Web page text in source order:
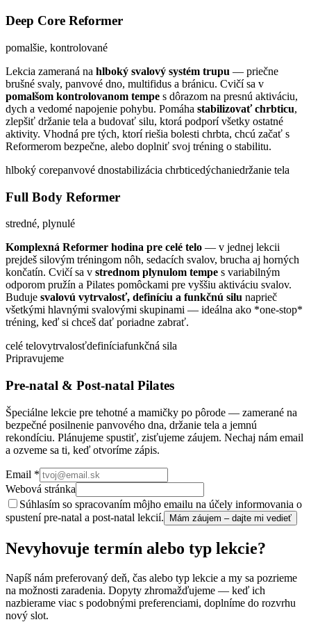
Deep Core Reformer
pomalšie, kontrolované
Lekcia zameraná na hlboký svalový systém trupu — priečne
brušné svaly, panvové dno, multifidus a bránicu. Cvičí sa v
pomalšom kontrolovanom tempe s dôrazom na presnú aktiváciu,
dych a vedomé napojenie pohybu. Pomáha stabilizovať chrbticu,
zlepšiť držanie tela a budovať silu, ktorá podporí všetky ostatné
aktivity. Vhodná pre tých, ktorí riešia bolesti chrbta, chcú začať s
Reformerom bezpečne, alebo doplniť svoj tréning o stabilitu.
hlboký corepanvové dnostabilizácia chrbticedýchaniedržanie tela
Full Body Reformer
stredné, plynulé
Komplexná Reformer hodina pre celé telo — v jednej lekcii
prejdeš silovým tréningom nôh, sedacích svalov, brucha aj horných
končatín. Cvičí sa v strednom plynulom tempe s variabilným
odporom pružín a Pilates pomôckami pre vyššiu aktiváciu svalov.
Buduje svalovú vytrvalosť, definíciu a funkčnú silu naprieč
všetkými hlavnými svalovými skupinami — ideálna ako *one-stop*
tréning, keď si chceš dať poriadne zabrať.
celé telovytrvalosťdefiníciafunkčná sila
Pripravujeme
Pre-natal & Post-natal Pilates
Špeciálne lekcie pre tehotné a mamičky po pôrode — zamerané na
bezpečné posilnenie panvového dna, držanie tela a jemnú
rekondíciu. Plánujeme spustiť, zisťujeme záujem. Nechaj nám email
a ozveme sa ti, keď otvoríme zápis.
Email *
Webová stránka
Súhlasím so spracovaním môjho emailu na účely informovania o
spustení pre-natal a post-natal lekcií.
Mám záujem – dajte mi vedieť
Nevyhovuje termín alebo typ lekcie?
Napíš nám preferovaný deň, čas alebo typ lekcie a my sa pozrieme
na možnosti zaradenia. Dopyty zhromažďujeme — keď ich
nazbierame viac s podobnými preferenciami, doplníme do rozvrhu
nový slot.